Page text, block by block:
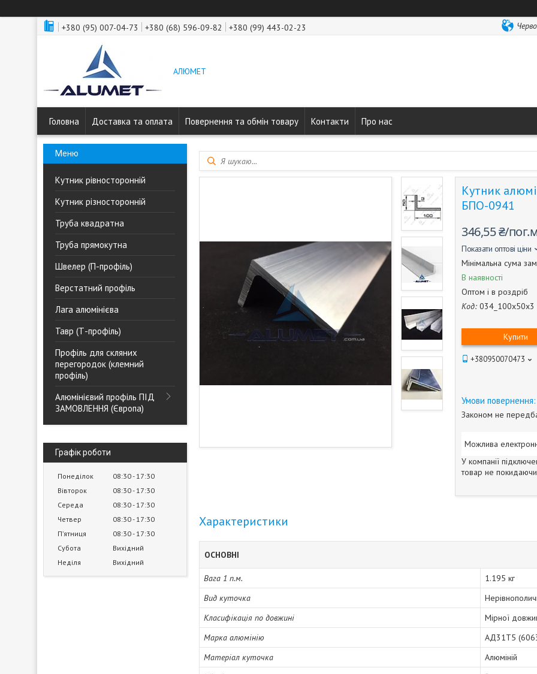
+380 (95) 007-04-73 +380 (68) 596-09-82 +380 (99) 443-02-23
АЛЮМЕТ
Головна Доставка та оплата Повернення та обмін товару Контакти Про нас
Кутник рівносторонній
Кутник різносторонній
Труба квадратна
Труба прямокутна
Швелер (П-профіль)
Верстатний профіль
Лага алюмінієва
Тавр (Т-профіль)
Профіль для скляних
перегородок (клемний
профіль)
Алюмінієвий профіль ПІД
ЗАМОВЛЕННЯ (Європа)
Графік роботи
Понеділок 08:30 17:30
Вівторок
08:30 17:30
Середа
08:30 17:30
Четвер
08:30 17:30
Пʼятниця
08:30 17:30
Субота
Вихідний
Неділя
Вихідний
Кутник
БПО-0941
346,55 ₴/
Показати оптові ціни
Мінімальна сума
В наявності
Оптом і в роздріб
Код: 034_100х50х3
Купити
+380950070473
Законом не
У компанії
товар не покидаючи
Характеристики
ОСНОВНІ
Вага 1 п.м.
1.195 кг
Вид куточка
Класифікація по довжині
Мірної
Марка алюмінію
АД31Т5
Матеріал куточка
Алюміній